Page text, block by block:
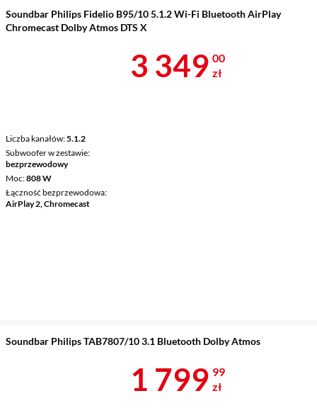
Soundbar Philips Fidelio B95/10 5.1.2 Wi-Fi Bluetooth AirPlay
Chromecast Dolby Atmos DTS X
Liczba kanałów 5.1.2
Subwoofer w zestawie
bezprzewodowy
Moc 808 W
Łączność bezprzewodowa
AirPlay 2, Chromecast
Cena 3 349 zł
3 349 00
zł
Soundbar Philips TAB7807/10 3.1 Bluetooth Dolby Atmos
Cena 1
1 799 99
zł